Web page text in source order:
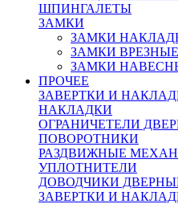
ШПИНГАЛЕТЫ
ЗАМКИ
ЗАМКИ
ЗАМКИ ВРЕЗНЫЕ
ЗАМКИ
ПРОЧЕЕ
ЗАВЕРТКИ И
НАКЛАДКИ
ОГРАНИЧЕТЕЛИ
ПОВОРОТНИКИ
РАЗДВИЖНЫЕ
УПЛОТНИТЕЛИ
ДОВОДЧИКИ
ЗАВЕРТКИ И